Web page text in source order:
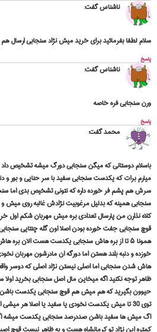
ناشناسگفت:
سلام لطفا بفرمائید برای خرید میش نژاد سنجابی ارسال
پاسخ
ناشناسگفت:
ورن سنجابی فره خاصه
پاسخ
محمدگفت:
باسلام دوستانی که میگن سنجابی دورگ میشه تشخیص داد
میارم برات که یکدست سنجابی سفید با سر حنایی و بور و
سرش هم پشم فر خورده داره که نتونی تشخیص بدی اما
سنجابی همینه که بدلیل مرغوبیت نژادش غالبه روی
قوچ سنجابی جفت خورده بودن اصلا اون گله چنتایی
همونا ۵ تا از بره هاش سنجابی یکدست هست الان
خوزده و دنبه بلند هستن اما دورگه ان مادرشون مهربان
هاش شدن سنجابی اما اصلی نیستن نژاد اصلی که دوسر
ظاهر توجه نکنید اگه میخاین مال اصل سنجابی بخرید اولا
حیوون بگیرید که هم میش هم قوچ سنجابی یکدست باشن
توی 30 تا میش یکدست نخودی یا سفید یا اصلا هر
اگ میش ها سفید باشن صددرصد سنجابی یکدست میشه
کمتره این نژاد تو کرمانشاه هست و به ظاهر نیست قوچ